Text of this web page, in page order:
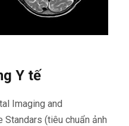
Y tế
Imaging and
(tiêu chuẩn ảnh